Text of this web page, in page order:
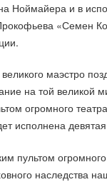
Ноймайера и в
«Семен
маэстро
на той великой
огромного
исполнена
пультом
наследства